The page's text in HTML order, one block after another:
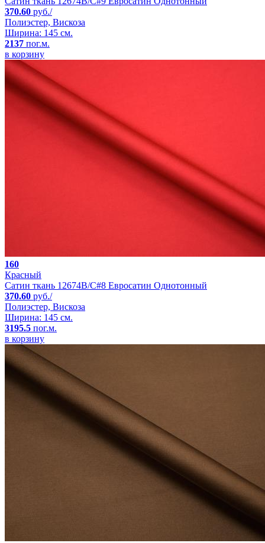
370.60 руб./
Полиэстер, Вискоза
Ширина: 145 см.
2137 пог.м.
в корзину
160
Красный
Сатин ткань 12674B/C#8 Евросатин Однотонный
370.60 руб./
Полиэстер, Вискоза
Ширина: 145 см.
3195.5 пог.м.
в корзину